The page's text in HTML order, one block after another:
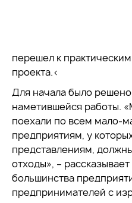
перешел к
проекта.<
Для начала было
наметившейся работы.
поехали по всем мало-
предприятиям, у
представлениям,
отходы», –
большинства
предпринимателей с